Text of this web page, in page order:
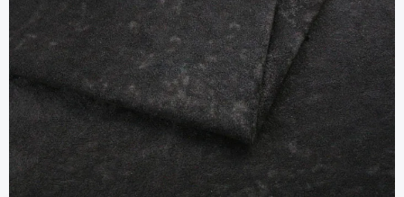
gallerij